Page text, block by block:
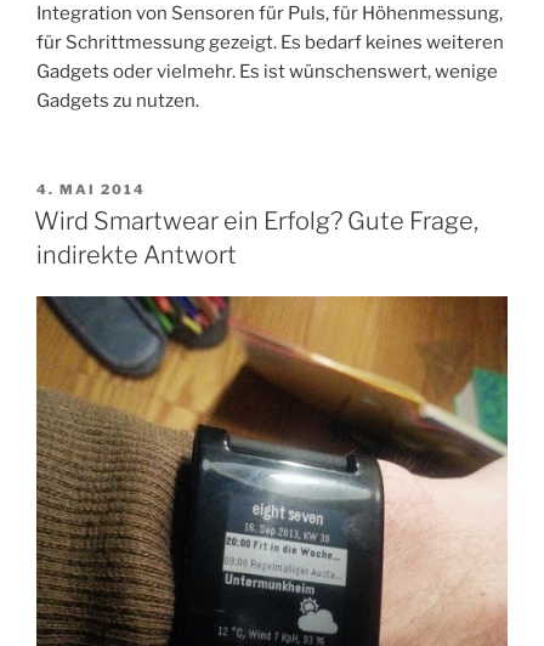
Integration von Sensoren für Puls, für Höhenmessung,
für Schrittmessung gezeigt. Es bedarf keines weiteren
Gadgets oder vielmehr. Es ist wünschenswert, wenige
Gadgets zu nutzen.
VERÖFFENTLICHT
AM
4. MAI 2014
Wird Smartwear ein Erfolg? Gute Frage,
indirekte Antwort